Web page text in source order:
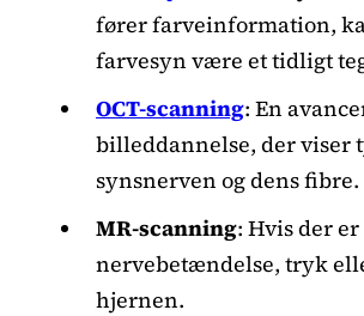
fører farveinformation,
farvesyn være et tidligt
OCT-scanning: En
billeddannelse, der viser
synsnerven og dens fibre.
MR-scanning: Hvis der
nervebetændelse, tryk
hjernen.